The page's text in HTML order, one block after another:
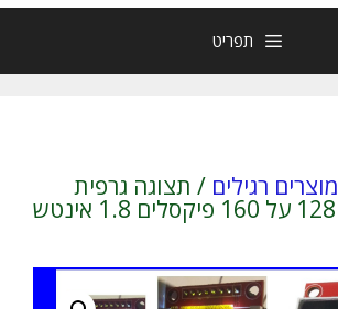
תפריט
מוצרים רגילים / תצוגה גרפית
מגע צבעונית 128 על 160 פיקסלים 1.8 אינטש